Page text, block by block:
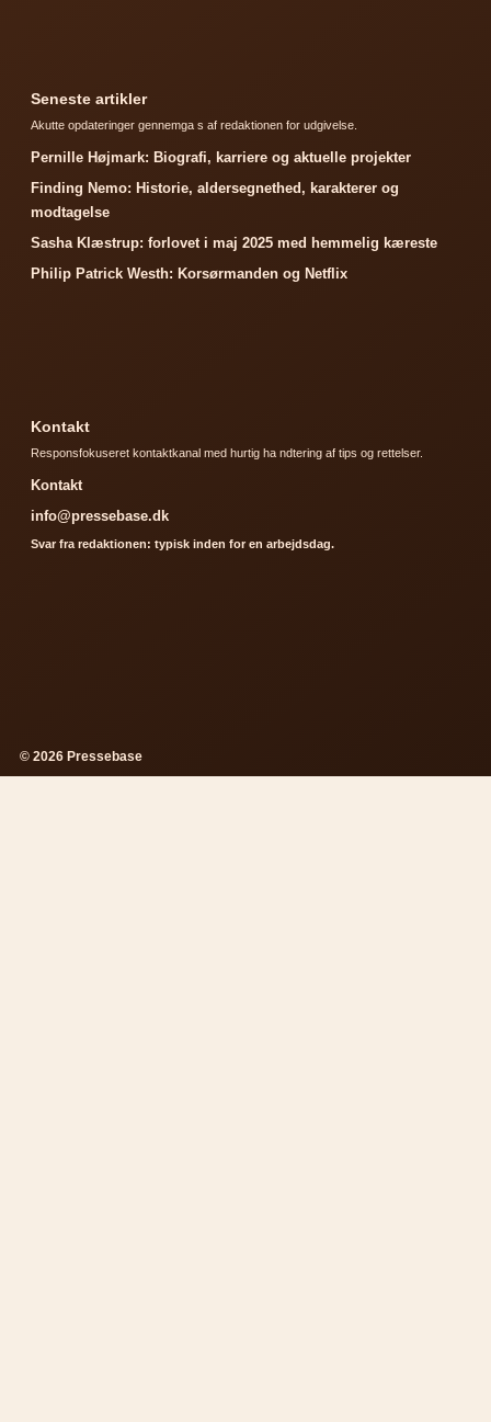
Seneste artikler
Akutte opdateringer gennemga s af redaktionen for udgivelse.
Pernille Højmark: Biografi, karriere og aktuelle projekter
Finding Nemo: Historie, aldersegnethed, karakterer og
modtagelse
Sasha Klæstrup: forlovet i maj 2025 med hemmelig kæreste
Philip Patrick Westh: Korsørmanden og Netflix
Kontakt
Responsfokuseret kontaktkanal med hurtig ha ndtering af tips og rettelser.
Kontakt
info@pressebase.dk
Svar fra redaktionen: typisk inden for en arbejdsdag.
© 2026 Pressebase